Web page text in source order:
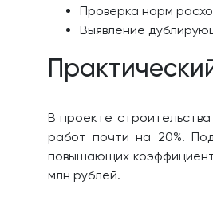
Проверка норм
Выявление
В проекте
работ почти на 20%.
повышающих
млн рублей.